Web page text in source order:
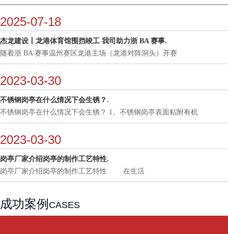
2025-07-18
杰龙建设丨龙港体育馆围挡竣工 我司助力浙 BA 赛事.
随着浙 BA 赛事温州赛区龙港主场（龙港对阵洞头）开赛
2023-03-30
不锈钢岗亭在什么情况下会生锈？.
不锈钢岗亭在什么情况下会生锈？ 1、不锈钢岗亭表面粘附有机
2023-03-30
岗亭厂家介绍岗亭的制作工艺特性.
岗亭厂家介绍岗亭的制作工艺特性 在生活
成功案例 CASES